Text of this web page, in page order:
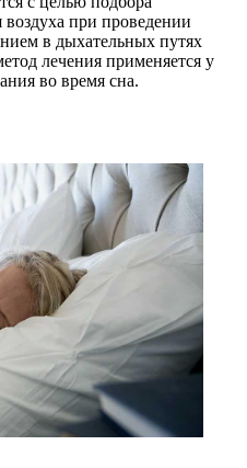
при проведении
в дыхательных путях
лечения применяется у
во время сна.